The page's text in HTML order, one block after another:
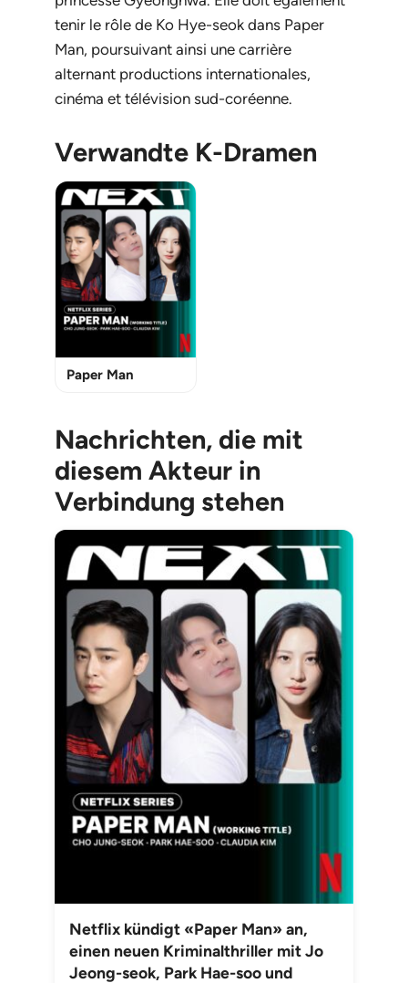
tenir le rôle de Ko Hye-seok dans Paper
Man, poursuivant ainsi une carrière
alternant productions internationales,
cinéma et télévision sud-coréenne.
Verwandte K-Dramen
Paper Man
Nachrichten, die mit
diesem Akteur in
Verbindung stehen
Netflix kündigt «Paper Man» an,
einen neuen Kriminalthriller mit Jo
Jeong-seok, Park Hae-soo und